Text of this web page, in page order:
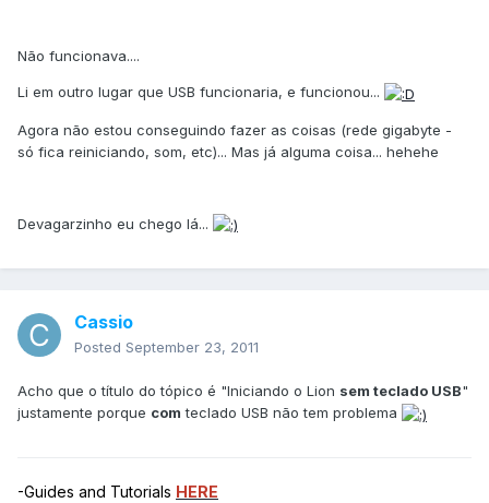
Não funcionava....
Li em outro lugar que USB funcionaria, e funcionou...
Agora não estou conseguindo fazer as coisas (rede gigabyte -
só fica reiniciando, som, etc)... Mas já alguma coisa... hehehe
Devagarzinho eu chego lá...
Cassio
Posted September 23, 2011
Acho que o título do tópico é "Iniciando o Lion sem teclado USB"
justamente porque com teclado USB não tem problema
-Guides and Tutorials HERE